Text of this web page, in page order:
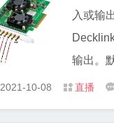
入或输出。 默认情况下，Decklink Quad2 被映射为仅
2021-10-08  直播